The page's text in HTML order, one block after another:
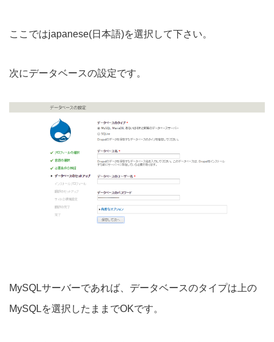
ここではjapanese(日本語)を選択して下さい。
次にデータベースの設定です。
MySQLサーバーであれば、データベースのタイプは上の
MySQLを選択したままでOKです。